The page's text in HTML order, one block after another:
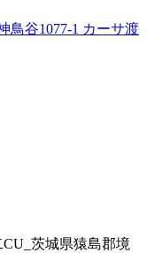
鳥谷1077-1 カーサ渡
茨城県猿島郡境